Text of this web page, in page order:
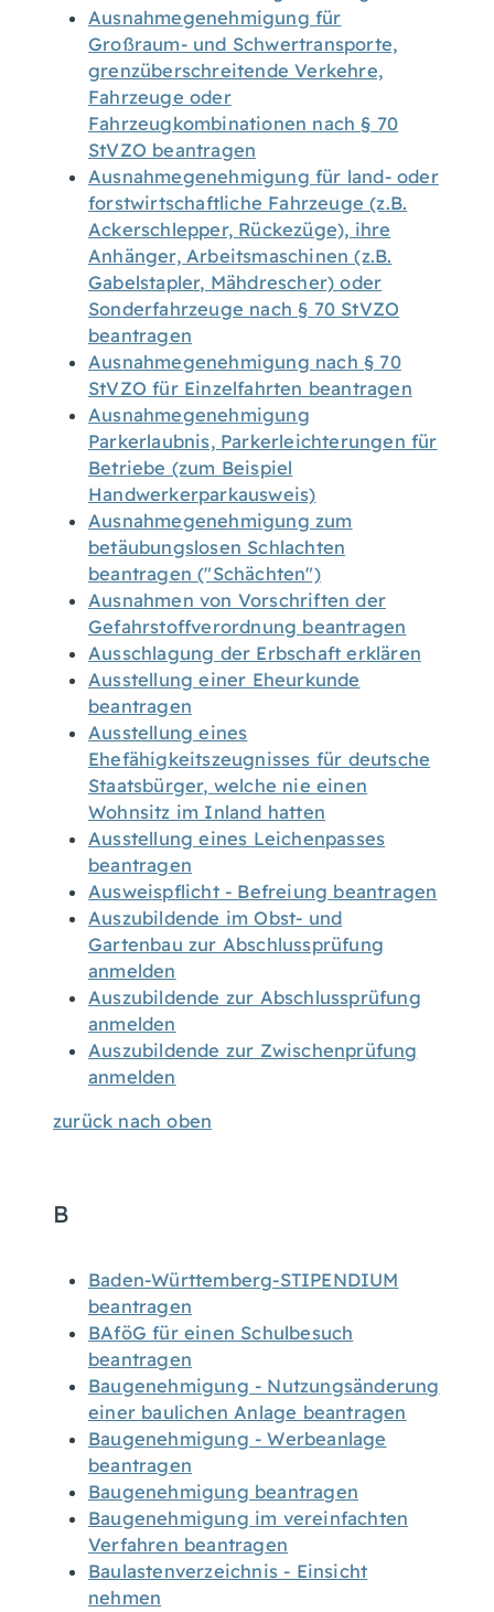
Ausnahmegenehmigung für
Großraum- und Schwertransporte,
grenzüberschreitende Verkehre,
Fahrzeuge oder
Fahrzeugkombinationen nach § 70
StVZO beantragen
Ausnahmegenehmigung für land- oder
forstwirtschaftliche Fahrzeuge (z.B.
Ackerschlepper, Rückezüge), ihre
Anhänger, Arbeitsmaschinen (z.B.
Gabelstapler, Mähdrescher) oder
Sonderfahrzeuge nach § 70 StVZO
beantragen
Ausnahmegenehmigung nach § 70
StVZO für Einzelfahrten beantragen
Ausnahmegenehmigung
Parkerlaubnis, Parkerleichterungen für
Betriebe (zum Beispiel
Handwerkerparkausweis)
Ausnahmegenehmigung zum
betäubungslosen Schlachten
beantragen ("Schächten")
Ausnahmen von Vorschriften der
Gefahrstoffverordnung beantragen
Ausschlagung der Erbschaft erklären
Ausstellung einer Eheurkunde
beantragen
Ausstellung eines
Ehefähigkeitszeugnisses für deutsche
Staatsbürger, welche nie einen
Wohnsitz im Inland hatten
Ausstellung eines Leichenpasses
beantragen
Ausweispflicht - Befreiung beantragen
Auszubildende im Obst- und
Gartenbau zur Abschlussprüfung
anmelden
Auszubildende zur Abschlussprüfung
anmelden
Auszubildende zur Zwischenprüfung
anmelden
zurück nach oben
B
Baden-Württemberg-STIPENDIUM
beantragen
BAföG für einen Schulbesuch
beantragen
Baugenehmigung - Nutzungsänderung
einer baulichen Anlage beantragen
Baugenehmigung - Werbeanlage
beantragen
Baugenehmigung beantragen
Baugenehmigung im vereinfachten
Verfahren beantragen
Baulastenverzeichnis - Einsicht
nehmen